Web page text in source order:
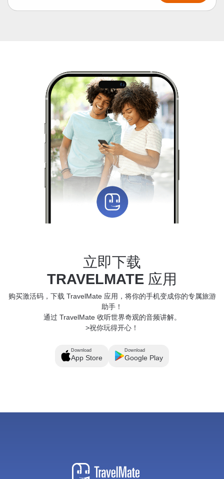
立即下载
TRAVELMATE 应用
购买激活码，下载 TravelMate 应用，将你的手机变成你的专属旅游
助手！
通过 TravelMate 收听世界奇观的音频讲解。
>祝你玩得开心！
Download
App Store
Download
Google Play